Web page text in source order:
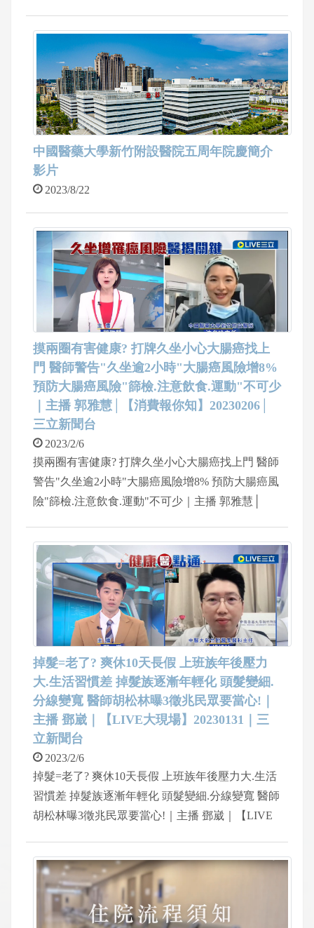
中國醫藥大學新竹附設醫院五周年院慶簡介
影片
2023/8/22
摸兩圈有害健康? 打牌久坐小心大腸癌找上
門 醫師警告"久坐逾2小時"大腸癌風險增8%
預防大腸癌風險"篩檢.注意飲食.運動"不可少
｜主播 郭雅慧│【消費報你知】20230206│
三立新聞台
2023/2/6
摸兩圈有害健康? 打牌久坐小心大腸癌找上門 醫師
警告"久坐逾2小時"大腸癌風險增8% 預防大腸癌風
險"篩檢.注意飲食.運動"不可少｜主播 郭雅慧│
掉髮=老了? 爽休10天長假 上班族年後壓力
大.生活習慣差 掉髮族逐漸年輕化 頭髮變細.
分線變寬 醫師胡松林曝3徵兆民眾要當心!｜
主播 鄧崴｜【LIVE大現場】20230131｜三
立新聞台
2023/2/6
掉髮=老了? 爽休10天長假 上班族年後壓力大.生活
習慣差 掉髮族逐漸年輕化 頭髮變細.分線變寬 醫師
胡松林曝3徵兆民眾要當心!｜主播 鄧崴｜【LIVE